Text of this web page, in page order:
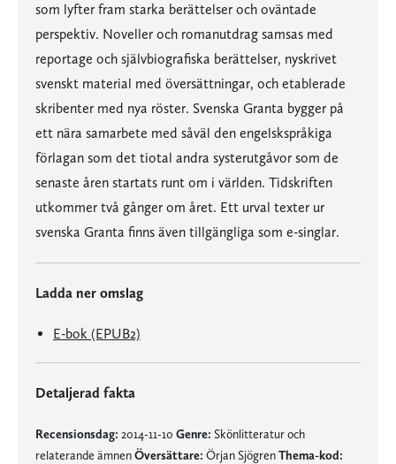
som lyfter fram starka berättelser och oväntade
perspektiv. Noveller och romanutdrag samsas med
reportage och självbiografiska berättelser, nyskrivet
svenskt material med översättningar, och etablerade
skribenter med nya röster. Svenska Granta bygger på
ett nära samarbete med såväl den engelskspråkiga
förlagan som det tiotal andra systerutgåvor som de
senaste åren startats runt om i världen. Tidskriften
utkommer två gånger om året. Ett urval texter ur
svenska Granta finns även tillgängliga som e-singlar.
Ladda ner omslag
E-bok (EPUB2)
Detaljerad fakta
Recensionsdag: 2014-11-10 Genre: Skönlitteratur och
relaterande ämnenÖversättare: Örjan SjögrenThema-kod: